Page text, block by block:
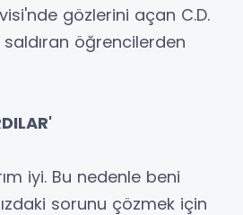
gözlerini açan C.D.
öğrencilerden
iyi. Bu nedenle beni
sorunu çözmek için